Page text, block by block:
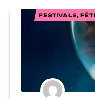
FESTIVALS,